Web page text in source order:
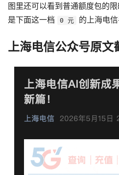
图里还可以看到普通额度包的
是下面这一档
0 元 的上海电信
上海电信公众号原文